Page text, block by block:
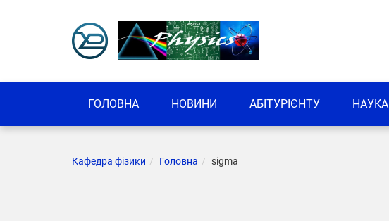
ГОЛОВНА НОВИНИ АБІТУРІЄНТУ НАУКА
Кафедра фізики Головна sigma